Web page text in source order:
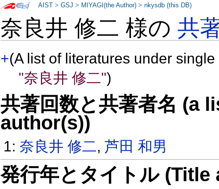
奈良井 修二 様の共
+(A list of literatures under
"奈良井 修二")
共著回数と共著者名 (a
author(s))
1:奈良井 修二,芦田 和男
発行年とタイトル
AIST >GSJ > MIYAGI(the Author) >nkysdb (this DB)